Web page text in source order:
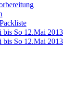
So 12.Mai 2013
So 12.Mai 2013